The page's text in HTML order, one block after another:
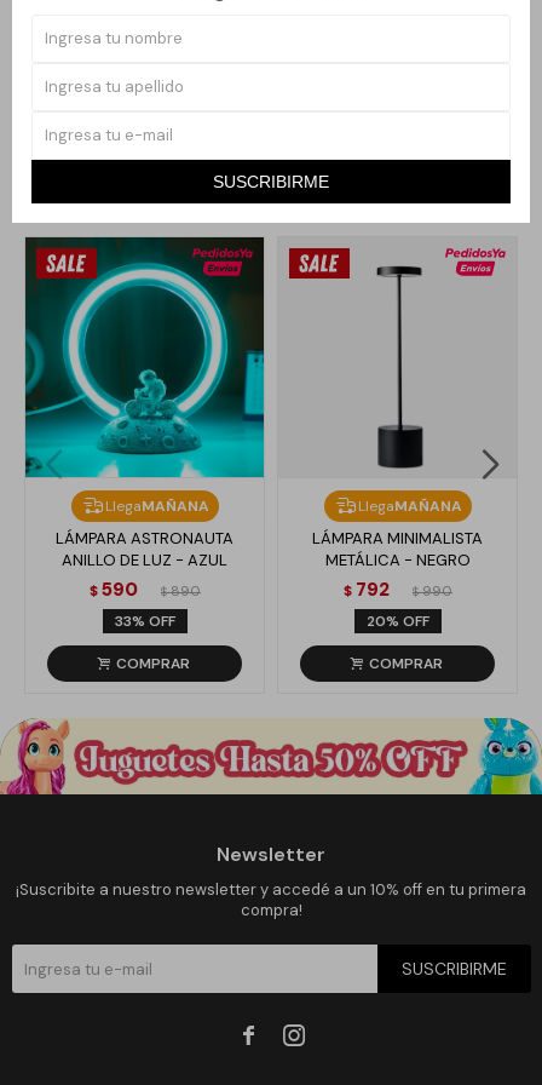
SUSCRIBIRME
como luz ambiental o decorativa. Una opción práctica y estética
para quienes disfrutan de elementos inspirados en el océano.
Productos que te pueden interesar
LlegaMAÑANA
LÁMPARA ASTRONAUTA
ANILLO DE LUZ - AZUL
$ 590 $ 890
33
LlegaMAÑANA
LÁMPARA MINIMALISTA
METÁLICA - NEGRO
$ 792 $ 990
20
Newsletter
¡Suscribite a nuestro newsletter y accedé a un 10% off en tu primera
compra!
SUSCRIBIRME
 